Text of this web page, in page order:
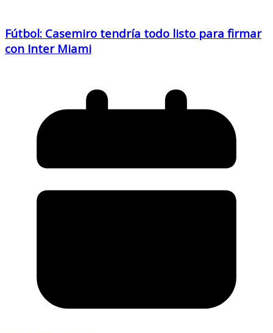
Fútbol: Casemiro tendría todo listo para firmar
con Inter Miami